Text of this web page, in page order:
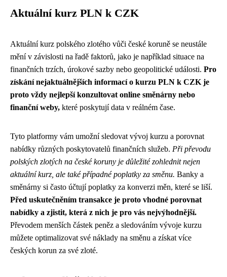
Aktuální kurz PLN k CZK
Aktuální kurz polského zlotého vůči české koruně se neustále
mění v závislosti na řadě faktorů, jako je například situace na
finančních trzích, úrokové sazby nebo geopolitické události. Pro
získání nejaktuálnějších informací o kurzu PLN k CZK je
proto vždy nejlepší konzultovat online směnárny nebo
finanční weby, které poskytují data v reálném čase.
Tyto platformy vám umožní sledovat vývoj kurzu a porovnat
nabídky různých poskytovatelů finančních služeb. Při převodu
polských zlotých na české koruny je důležité zohlednit nejen
aktuální kurz, ale také případné poplatky za směnu. Banky a
směnárny si často účtují poplatky za konverzi měn, které se liší.
Před uskutečněním transakce je proto vhodné porovnat
nabídky a zjistit, která z nich je pro vás nejvýhodnější.
Převodem menších částek peněz a sledováním vývoje kurzu
můžete optimalizovat své náklady na směnu a získat více
českých korun za své zloté.